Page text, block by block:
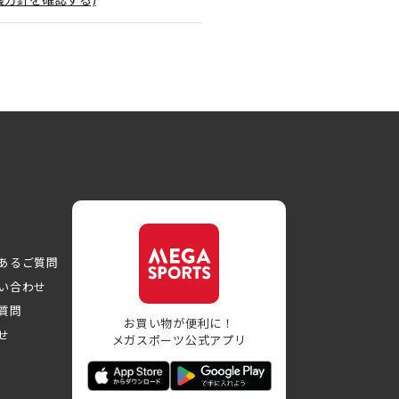
るご質問
合わせ
問
お買い物が便利に！
メガスポーツ公式アプリ